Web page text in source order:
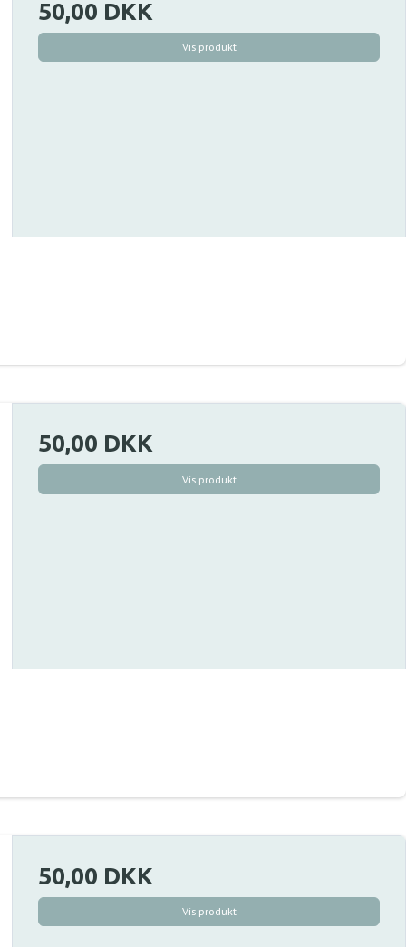
50,00 DKK
Vis produkt
50,00 DKK
Vis produkt
50,00 DKK
Vis produkt